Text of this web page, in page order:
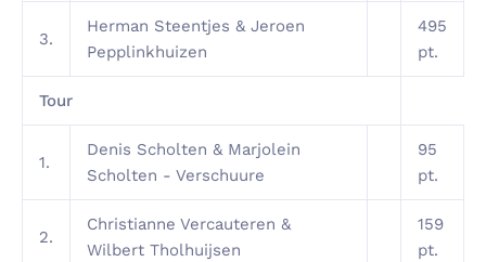
3.
Herman Steentjes & Jeroen
Pepplinkhuizen
495
pt.
Tour
1.
Denis Scholten & Marjolein
Scholten - Verschuure
95
pt.
2.
Christianne Vercauteren &
Wilbert Tholhuijsen
159
pt.